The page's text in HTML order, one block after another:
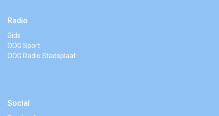
Radio
Gids
OOG Sport
OOG Radio Stadsplaat
Social